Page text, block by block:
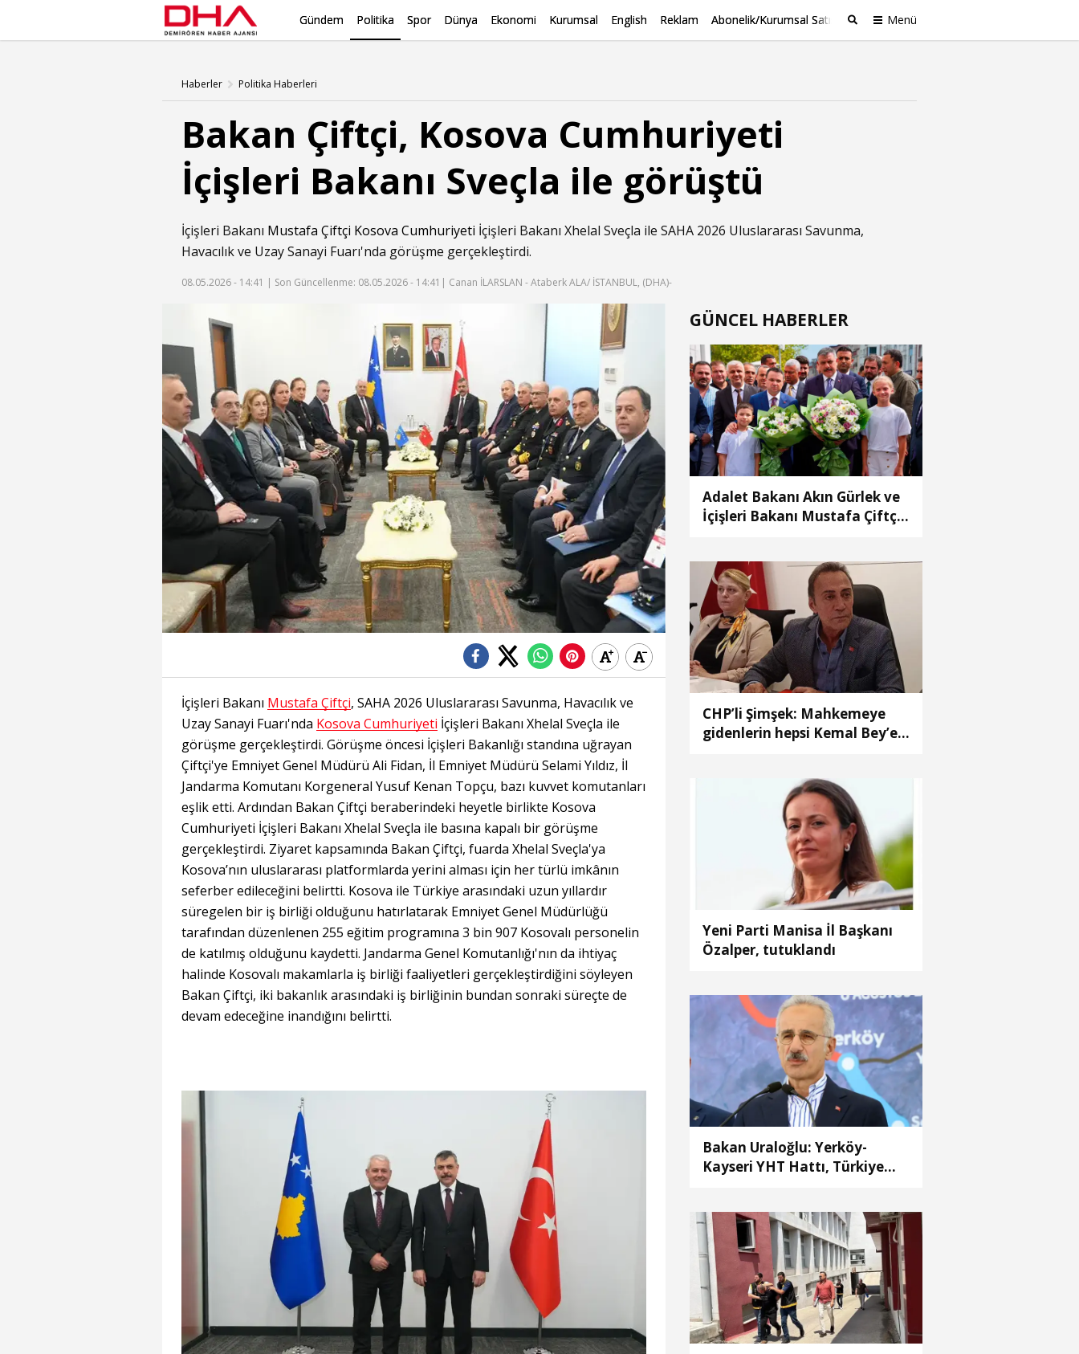
Gündem Politika Spor Dünya Ekonomi Kurumsal English Reklam Abonelik/Kurumsal Satış Menü
Haberler Politika Haberleri
Bakan Çiftçi, Kosova Cumhuriyeti
İçişleri Bakanı Sveçla ile görüştü
İçişleri Bakanı Mustafa Çiftçi Kosova Cumhuriyeti İçişleri Bakanı Xhelal Sveçla ile SAHA 2026 Uluslararası Savunma,
Havacılık ve Uzay Sanayi Fuarı'nda görüşme gerçekleştirdi.
08.05.2026 - 14:41 | Son Güncellenme: 08.05.2026 - 14:41 | Canan İLARSLAN - Ataberk ALA/ İSTANBUL, (DHA)-
İçişleri Bakanı Mustafa Çiftçi, SAHA 2026 Uluslararası Savunma, Havacılık ve
Uzay Sanayi Fuarı'nda Kosova Cumhuriyeti İçişleri Bakanı Xhelal Sveçla ile
görüşme gerçekleştirdi. Görüşme öncesi İçişleri Bakanlığı standına uğrayan
Çiftçi'ye Emniyet Genel Müdürü Ali Fidan, İl Emniyet Müdürü Selami Yıldız, İl
Jandarma Komutanı Korgeneral Yusuf Kenan Topçu, bazı kuvvet komutanları
eşlik etti. Ardından Bakan Çiftçi beraberindeki heyetle birlikte Kosova
Cumhuriyeti İçişleri Bakanı Xhelal Sveçla ile basına kapalı bir görüşme
gerçekleştirdi. Ziyaret kapsamında Bakan Çiftçi, fuarda Xhelal Sveçla'ya
Kosova’nın uluslararası platformlarda yerini alması için her türlü imkânın
seferber edileceğini belirtti. Kosova ile Türkiye arasındaki uzun yıllardır
süregelen bir iş birliği olduğunu hatırlatarak Emniyet Genel Müdürlüğü
tarafından düzenlenen 255 eğitim programına 3 bin 907 Kosovalı personelin
de katılmış olduğunu kaydetti. Jandarma Genel Komutanlığı'nın da ihtiyaç
halinde Kosovalı makamlarla iş birliği faaliyetleri gerçekleştirdiğini söyleyen
Bakan Çiftçi, iki bakanlık arasındaki iş birliğinin bundan sonraki süreçte de
devam edeceğine inandığını belirtti.
GÜNCEL HABERLER
Adalet Bakanı Akın Gürlek ve
İçişleri Bakanı Mustafa Çiftçi
CHP’li Şimşek: Mahkemeye
gidenlerin hepsi Kemal Bey’e
Yeni Parti Manisa İl Başkanı
Özalper, tutuklandı
Bakan Uraloğlu: Yerköy-
Kayseri YHT Hattı, Türkiye